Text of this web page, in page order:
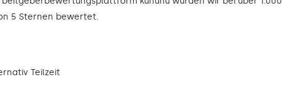
5 Sternen bewertet.
Teilzeit